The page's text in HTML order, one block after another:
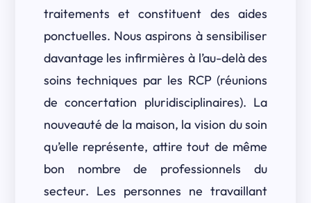
traitements et constituent des aides
ponctuelles. Nous aspirons à sensibiliser
davantage les infirmières à l’au-delà des
soins techniques par les RCP (réunions
de concertation pluridisciplinaires). La
nouveauté de la maison, la vision du soin
qu’elle représente, attire tout de même
bon nombre de professionnels du
secteur. Les personnes ne travaillant